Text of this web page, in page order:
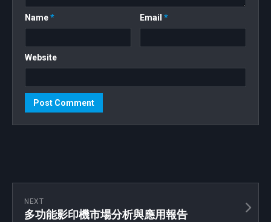
Name* Email*
Website
NEXT
多功能影印機市場分析與應用報告